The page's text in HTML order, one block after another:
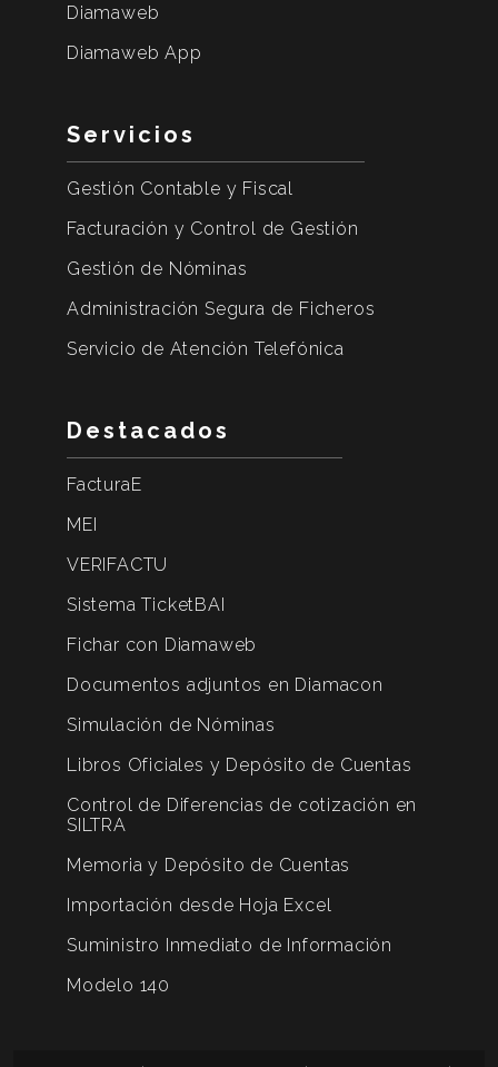
Diamaweb
Diamaweb App
Servicios
Gestión Contable y Fiscal
Facturación y Control de Gestión
Gestión de Nóminas
Administración Segura de Ficheros
Servicio de Atención Telefónica
Destacados
FacturaE
MEI
VERIFACTU
Sistema TicketBAI
Fichar con Diamaweb
Documentos adjuntos en Diamacon
Simulación de Nóminas
Libros Oficiales y Depósito de Cuentas
Control de Diferencias de cotización en
SILTRA
Memoria y Depósito de Cuentas
Importación desde Hoja Excel
Suministro Inmediato de Información
Modelo 140